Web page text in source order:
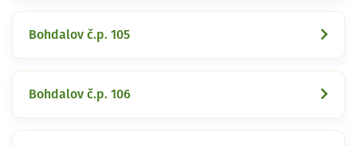
Bohdalov č.p. 105
Bohdalov č.p. 106